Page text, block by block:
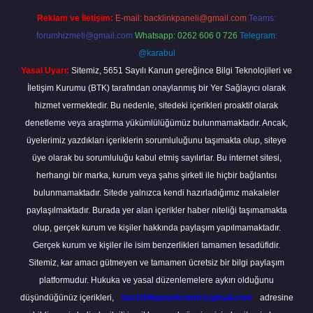
Reklam ve İletişim: E-mail: backlinkpaneli@gmail.com Teams:
forumhizmeti@gmail.com Whatsapp: 0262 606 0 726 Telegram:
@karabul
Yasal Uyarı: Sitemiz, 5651 Sayılı Kanun gereğince Bilgi Teknolojileri ve
İletişim Kurumu (BTK) tarafından onaylanmış bir Yer Sağlayıcı olarak
hizmet vermektedir. Bu nedenle, sitedeki içerikleri proaktif olarak
denetleme veya araştırma yükümlülüğümüz bulunmamaktadır. Ancak,
üyelerimiz yazdıkları içeriklerin sorumluluğunu taşımakta olup, siteye
üye olarak bu sorumluluğu kabul etmiş sayılırlar. Bu internet sitesi,
herhangi bir marka, kurum veya şahıs şirketi ile hiçbir bağlantısı
bulunmamaktadır. Sitede yalnızca kendi hazırladığımız makaleler
paylaşılmaktadır. Burada yer alan içerikler haber niteliği taşımamakta
olup, gerçek kurum ve kişiler hakkında paylaşım yapılmamaktadır.
Gerçek kurum ve kişiler ile isim benzerlikleri tamamen tesadüfidir.
Sitemiz, kar amacı gütmeyen ve tamamen ücretsiz bir bilgi paylaşım
platformudur. Hukuka ve yasal düzenlemelere aykırı olduğunu
düşündüğünüz içerikleri,
backlinkpanelicomtr@gmail.com
adresine